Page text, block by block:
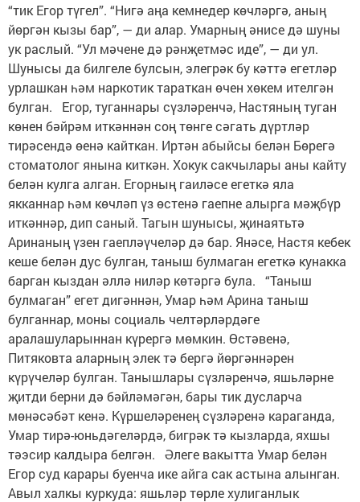
“тик Егор түгел”. “Нигә аңа кемнедер көчләргә, аның
йөргән кызы бар”, — ди алар. Умарның әнисе дә шуны
ук раслый. “Ул мәчене дә рәнҗетмәс иде”, — ди ул.
Шунысы да билгеле булсын, элегрәк бу кәттә егетләр
урлашкан һәм наркотик тарат­кан өчен хөкем ителгән
булган. Егор, туганнары сүзләренчә, Нас­тяның туган
көнен бәйрәм иткәннән соң төнге сәгать дүртләр
тирәсендә өенә кайткан. Иртән абыйсы белән Бөрегә
стоматолог янына киткән. Хокук сакчылары аны кайту
белән кулга алган. Егорның гаиләсе егеткә яла
якканнар һәм көчләп үз өстенә гаепне алырга мәҗбүр
иткәннәр, дип саный. Тагын шунысы, җинаятьтә
Аринаның үзен гаепләүчеләр дә бар. Янәсе, Настя кебек
кеше белән дус булган, таныш булмаган егеткә кунакка
барган кыздан әллә ниләр көтәргә була. “Таныш
булмаган” егет дигәннән, Умар һәм Арина таныш
булганнар, моны социаль челтәрләрдәге
аралашуларыннан күрергә мөмкин. Өстә­венә,
Питяковта аларның элек тә бергә йөргәннәрен
күрүчеләр булган. Танышлары сүзләренчә, яшьләрне
җитди берни дә бәйләмәгән, бары тик дусларча
мөнәсәбәт кенә. Күршеләренең сүзләренә караганда,
Умар тирә-юньдәгеләрдә, бигрәк тә кызларда, яхшы
тәэсир калдыра белгән. Әлеге вакытта Умар белән
Егор суд карары буенча ике айга сак астына алынган.
Авыл халкы куркуда: яшьләр төрле хулиганлык